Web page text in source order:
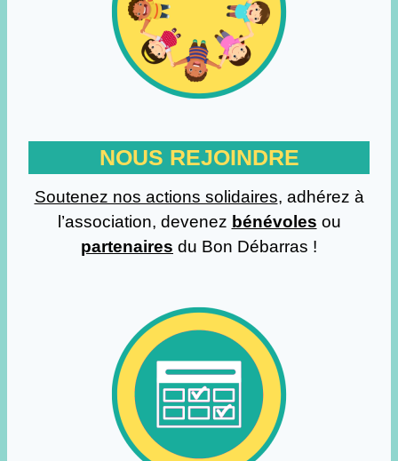
NOUS REJOINDRE
Soutenez nos actions solidaires, adhérez à
l’association, devenez bénévoles ou
partenaires du Bon Débarras !